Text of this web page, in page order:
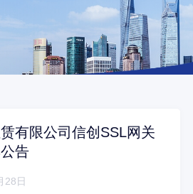
有限公司信创SSL网关
告
28日